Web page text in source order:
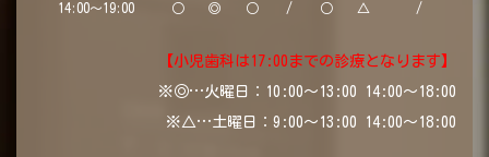
14:00～19:00 ○ ◎ ○ / ○ △ /
【小児歯科は17:00までの診療となります】
※◎…火曜日：10:00～13:00 14:00～18:00
※△…土曜日：9:00～13:00 14:00～18:00